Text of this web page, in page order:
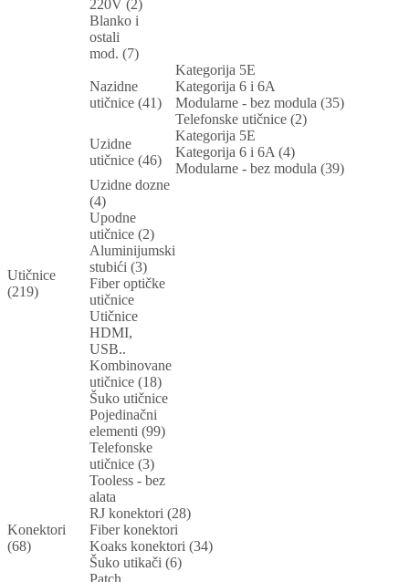
220V (2)
Blanko i
ostali
mod. (7)
Utičnice
(219)
Nazidne
utičnice (41)
Kategorija 5E
Kategorija 6 i 6A
Modularne - bez modula (35)
Telefonske utičnice (2)
Uzidne
utičnice (46)
Kategorija 5E
Kategorija 6 i 6A (4)
Modularne - bez modula (39)
Uzidne dozne
(4)
Upodne
utičnice (2)
Aluminijumski
stubići (3)
Fiber optičke
utičnice
Utičnice
HDMI,
USB..
Kombinovane
utičnice (18)
Šuko utičnice
Pojedinačni
elementi (99)
Telefonske
utičnice (3)
Tooless - bez
alata
Konektori
(68)
RJ konektori (28)
Fiber konektori
Koaks konektori (34)
Šuko utikači (6)